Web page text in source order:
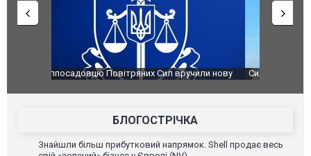
Сили оборони уразили Ярославський НПЗ:
атаку. ВІДЕО
Неймар
БЛОГОСТРІЧКА
Знайшли більш прибутковий напрямок. Shell продає весь